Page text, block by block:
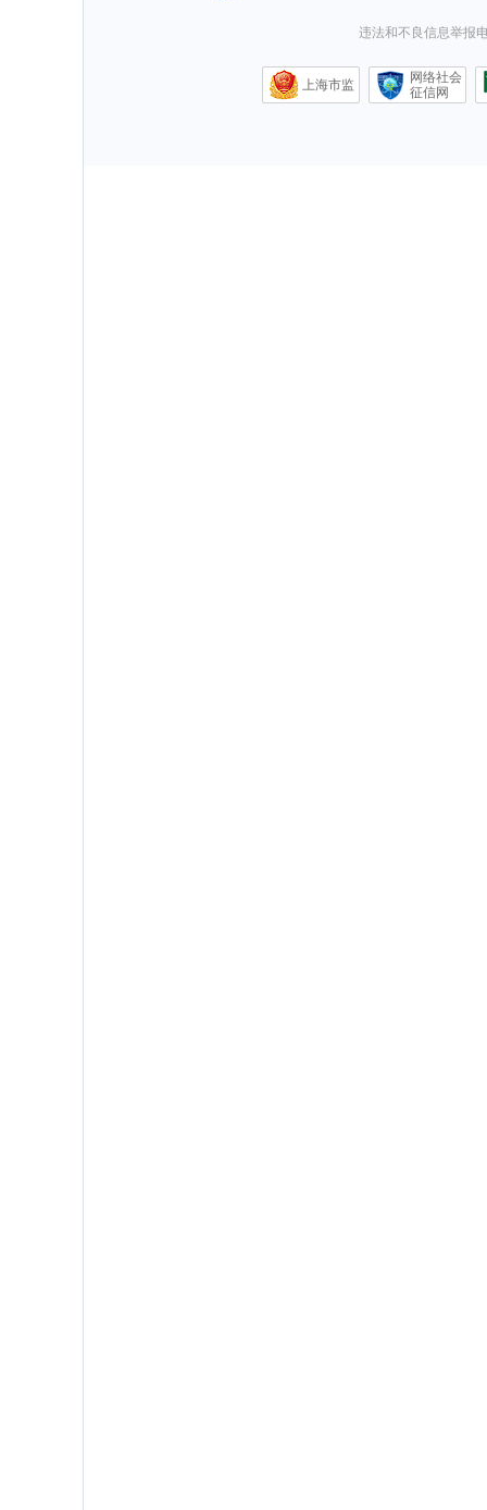
违法和不良信息举报
上海市监
网络社会
征信网